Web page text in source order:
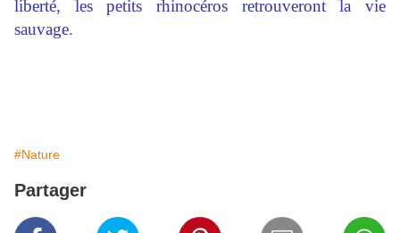
liberté, les petits rhinocéros retrouveront la vie
sauvage.
#Nature
Partager